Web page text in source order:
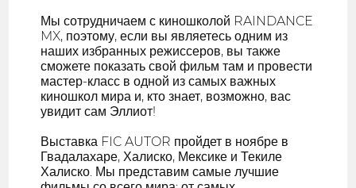
Мы сотрудничаем с киношколой RAINDANCE
MX, поэтому, если вы являетесь одним из
наших избранных режиссеров, вы также
сможете показать свой фильм там и провести
мастер-класс в одной из самых важных
киношкол мира и, кто знает, возможно, вас
увидит сам Эллиот!
Выставка FIC AUTOR пройдет в ноябре в
Гвадалахаре, Халиско, Мексике и Текиле
Халиско. Мы представим самые лучшие